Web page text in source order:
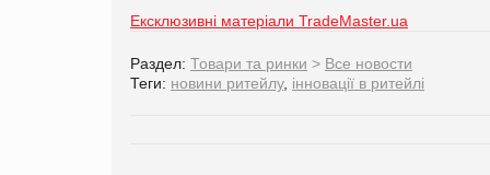
Ексклюзивні матеріали TradeMaster.ua
Раздел: Товари та ринки > Все новости
Теги: новини ритейлу, інновації в ритейлі